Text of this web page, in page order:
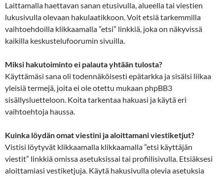
Laittamalla haettavan sanan etusivulla, alueella tai viestien
lukusivulla olevaan hakulaatikkoon. Voit etsiä tarkemmilla
vaihtoehdoilla klikkaamalla ”etsi” linkkiä, joka on näkyvissä
kaikilla keskustelufoorumin sivuilla.
Miksi hakutoiminto ei palauta yhtään tulosta?
Käyttämäsi sana oli todennäköisesti epätarkka ja sisälsi liikaa
yleisiä termejä, joita ei ole otettu mukaan phpBB3
sisällysluetteloon. Koita tarkentaa hakuasi ja käytä eri
vaihtoehtoja haussa.
Kuinka löydän omat viestini ja aloittamani viestiketjut?
Vistisi löytyvät klikkaamalla klikkaamalla ”etsi käyttäjän
viestit” linkkiä omissa asetuksissai tai profiilisivulla. Etsiäksesi
aloittamiasi vestiketjuja. Käytä hakusivulla olevia asetuksia